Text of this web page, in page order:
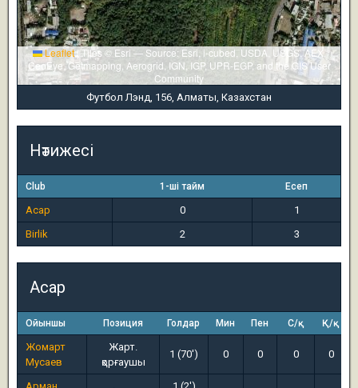
Leaflet|Tiles © Esri — Source: Esri, i-cubed, USDA, USGS, AEX,
GeoEye, Getmapping, Aerogrid, IGN, IGP, UPR-EGP, and the GIS User
Community
Футбол Лэнд, 156, Алматы, Казахстан
Нәтижесі
Club 1-ші тайм Есеп
Асар 0
1
Birlik
2 3
Асар
Ойыншы Позиция Голдар Мин Пен С/қ Қ/қ
Жомарт
Мусаев
Жарт.
қорғаушы
1 (70') 0 0 0 0